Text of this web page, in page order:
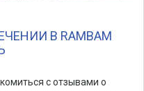
В RAMBAM
с отзывами о